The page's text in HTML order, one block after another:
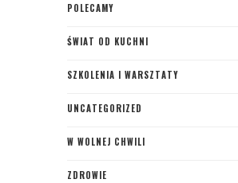
POLECAMY
ŚWIAT OD KUCHNI
SZKOLENIA I WARSZTATY
UNCATEGORIZED
W WOLNEJ CHWILI
ZDROWIE